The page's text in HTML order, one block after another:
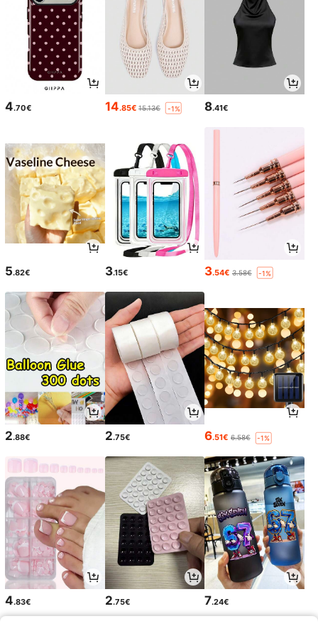
4.70€ 14.85€ 15.13€ -1% 8.41€
5.82€ 3.15€ 3.54€ 3.58€ -1%
2.88€ 2.75€ 6.51€ 6.58€ -1%
4.83€ 2.75€ 7.24€